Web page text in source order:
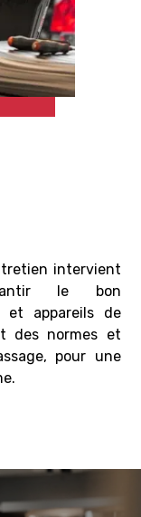
intervient
le bon
et appareils de
des normes et
pour une